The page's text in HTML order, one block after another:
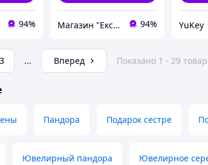
94% Магазин "Ексклюзив" 94% YuKey
3 ... Вперед Показано 1 - 29
Пандора Подарок сестре
Ювелирный пандора Ювелирное